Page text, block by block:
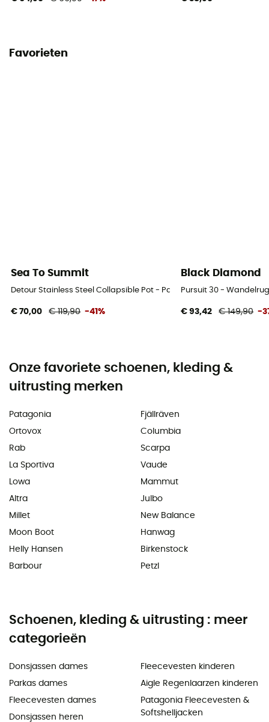
Favorieten
Sea To Summit
Detour Stainless Steel Collapsible Pot - Pan
€ 70,00 € 119,90 -41%
Black Diamond
Pursuit 30 -
€ 93,42 € 149,90 -
Onze favoriete schoenen, kleding &
uitrusting merken
Patagonia
Ortovox
Rab
La Sportiva
Lowa
Altra
Millet
Moon Boot
Helly Hansen
Barbour
Fjällräven
Columbia
Scarpa
Vaude
Mammut
Julbo
New Balance
Hanwag
Birkenstock
Petzl
Schoenen, kleding & uitrusting : meer
categorieën
Donsjassen dames
Parkas dames
Fleecevesten dames
Donsjassen heren
Fleecevesten kinderen
Aigle Regenlaarzen kinderen
Patagonia Fleecevesten &
Softshelljacken